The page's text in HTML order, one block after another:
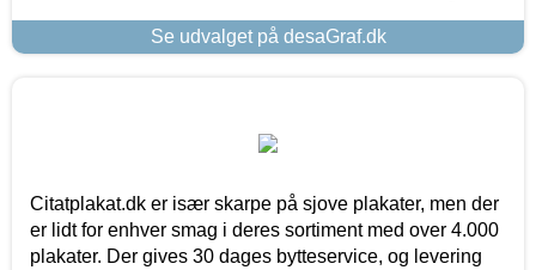
Se udvalget på desaGraf.dk
Citatplakat.dk er især skarpe på sjove plakater, men der
er lidt for enhver smag i deres sortiment med over 4.000
plakater. Der gives 30 dages bytteservice, og levering